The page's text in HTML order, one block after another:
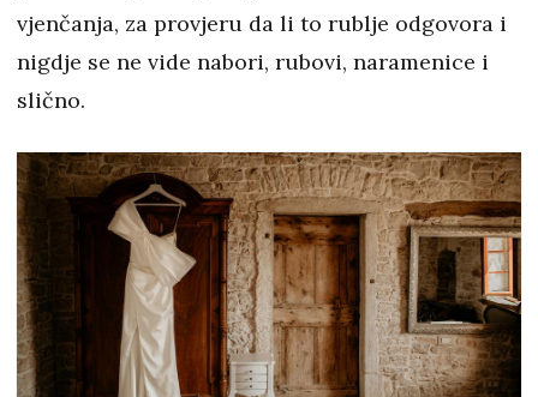
vjenčanja, za provjeru da li to rublje odgovora i
nigdje se ne vide nabori, rubovi, naramenice i
slično.